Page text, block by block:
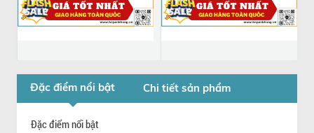
Grand X GX
IP669SE - Made In
Malaysia
GX IP669SE
ngoại KAFF KF -
EG900IH - Made in
Germany
Đặc điểm nổi bật Chi tiết sản phẩm
Đặc điểm nổi bật